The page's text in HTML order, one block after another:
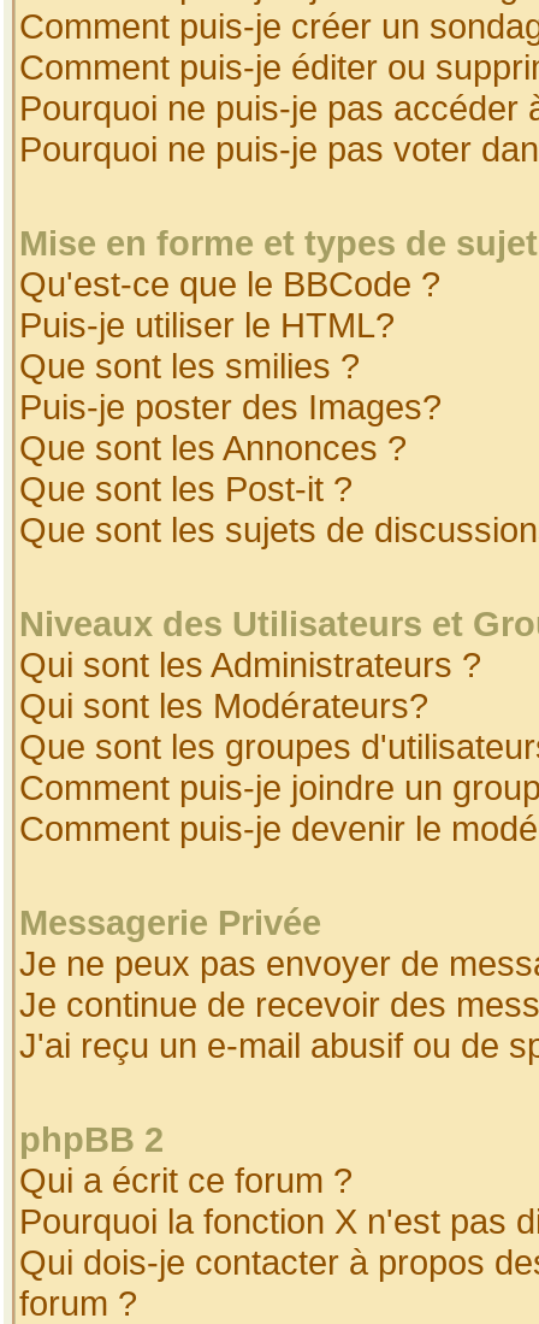
Comment puis-je créer un
Comment puis-je éditer ou
Pourquoi ne puis-je pas accéder
Pourquoi ne puis-je pas voter
Mise en forme et types de
Qu'est-ce que le BBCode ?
Puis-je utiliser le HTML?
Que sont les smilies ?
Puis-je poster des Images?
Que sont les Annonces ?
Que sont les Post-it ?
Que sont les sujets de
Niveaux des Utilisateurs et
Qui sont les Administrateurs ?
Qui sont les Modérateurs?
Que sont les groupes
Comment puis-je joindre un
Comment puis-je devenir le
Messagerie Privée
Je ne peux pas envoyer de
Je continue de recevoir des
J'ai reçu un e-mail abusif ou de
phpBB 2
Qui a écrit ce forum ?
Pourquoi la fonction X n'est pas
Qui dois-je contacter à propos
forum ?